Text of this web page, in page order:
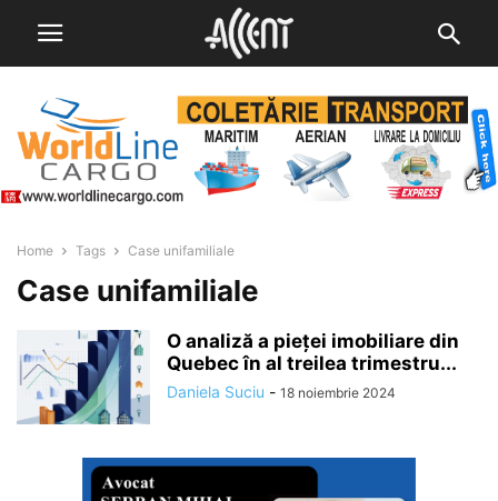
Home Tags Case unifamiliale
Case unifamiliale
O analiză a pieței imobiliare din
Quebec în al treilea trimestru...
Daniela Suciu - 18 noiembrie 2024